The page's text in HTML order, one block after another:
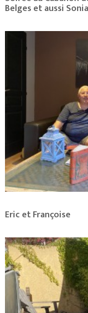
Belges et aussi
Eric et Françoise